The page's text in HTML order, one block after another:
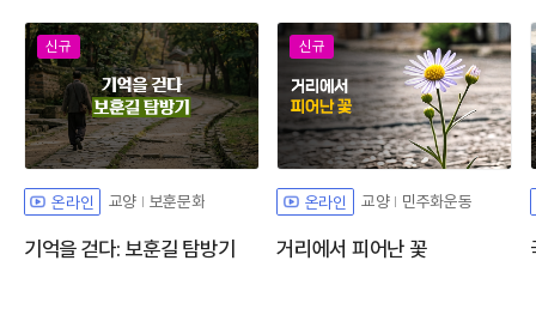
신규
온라인 교양 보훈문화
기억을 걷다: 보훈길 탐방기
신규
온라인 교양 민주화운동
거리에서 피어난 꽃